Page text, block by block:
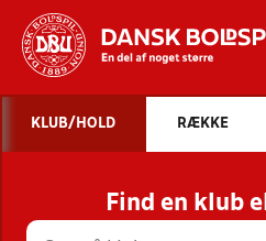
STILLINGER,
KLUB/HOLD RÆKKE
Find en klub